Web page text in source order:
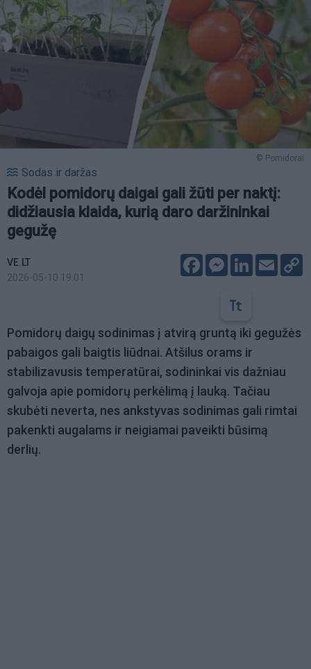
© Pomidorai
Sodas ir daržas
Kodėl pomidorų daigai gali žūti per naktį:
didžiausia klaida, kurią daro daržininkai
gegužę
VE.LT
2026-05-10 19:01
FacebookMessenger
LinkedIn
Email
Pomidorų daigų sodinimas į atvirą gruntą iki gegužės
pabaigos gali baigtis liūdnai. Atšilus orams ir
stabilizavusis temperatūrai, sodininkai vis dažniau
galvoja apie pomidorų perkėlimą į lauką. Tačiau
skubėti neverta, nes ankstyvas sodinimas gali rimtai
pakenkti augalams ir neigiamai paveikti būsimą
derlių.